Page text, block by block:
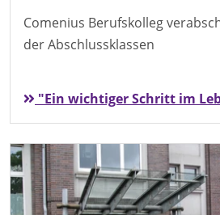
Comenius Berufskolleg
der Abschlussklassen
"Ein wichtiger Schritt im